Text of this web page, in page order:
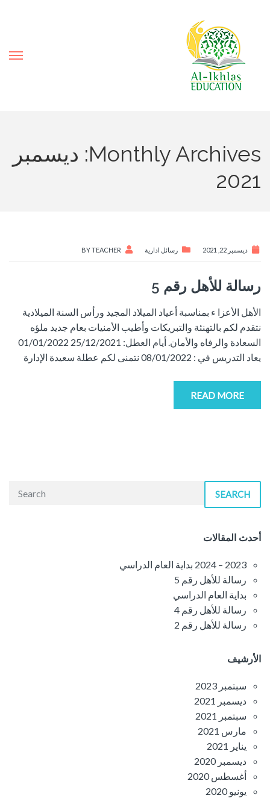
Monthly Archives: ديسمبر
2021
ديسمبر 22, 2021 رسائل ادارية BYTEACHER
رسالة للأهل رقم 5
الأهل الأعزا ء بمناسبة أعياد الميلاد المجيد ورأس السنة الميلادية
نتقدم لكم بالتهنئة والتبريكات وأطيب الأمنيات بعام جديد ملؤه
السعادة والرفاه والأمان. أيام العطل: 25/12/2021 01/01/2022
يعاد التدريس في : 08/01/2022 نتمنى لكم عطلة سعيدة الإدارة
READ MORE
SEARCH
أحدث المقالات
2023 – 2024 بداية العام الدراسي
رسالة للأهل رقم 5
بداية العام الدراسي
رسالة للأهل رقم 4
رسالة للأهل رقم 2
الأرشيف
سبتمبر 2023
ديسمبر 2021
سبتمبر 2021
مارس 2021
يناير 2021
ديسمبر 2020
أغسطس 2020
يونيو 2020